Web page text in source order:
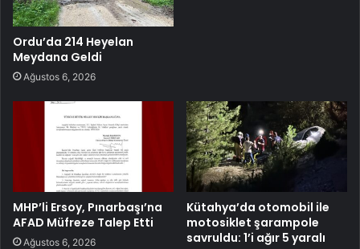
Ordu’da 214 Heyelan
Meydana Geldi
Ağustos 6, 2026
MHP’li Ersoy, Pınarbaşı’na
AFAD Müfreze Talep Etti
Ağustos 6, 2026
Kütahya’da otomobil ile
motosiklet şarampole
savruldu: 1’i ağır 5 yaralı